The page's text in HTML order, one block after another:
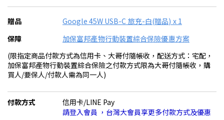
贈品
Google 45W USB-C 旅充-白(贈品) x 1
保障
加保富邦產物行動裝置綜合保險優惠方案
(限指定商品付款方式為信用卡、大哥付隨帳收，配送方式：宅配，
加保富邦產物行動裝置綜合保險之付款方式限為大哥付隨帳收，購
買人/要保人/付款人需為同一人)
付款方式
信用卡/LINE Pay
請登入會員 ，台灣大會員享更多付款方式及優惠